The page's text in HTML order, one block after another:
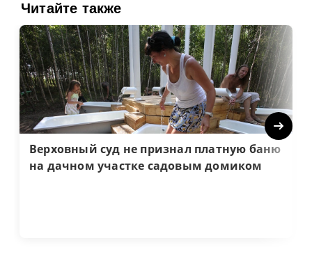
Читайте также
Верховный суд не признал платную баню
на дачном участке садовым домиком
Next